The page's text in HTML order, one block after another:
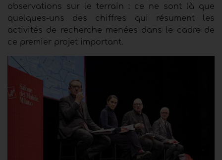
observations sur le terrain : ce ne sont là que
quelques-uns des chiffres qui résument les
activités de recherche menées dans le cadre de
ce premier projet important.